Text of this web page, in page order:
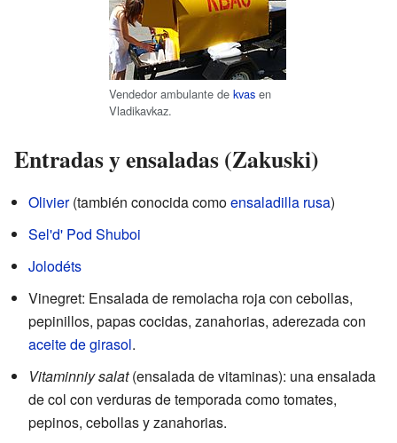
Vendedor ambulante de kvas en
Vladikavkaz.
Entradas y ensaladas (Zakuski)
Olivier(también conocida comoensaladilla rusa)
Sel'd' Pod Shuboi
Jolodéts
Vinegret: Ensalada de remolacha roja con cebollas,
pepinillos, papas cocidas, zanahorias, aderezada con
aceite de girasol.
Vitaminniy salat(ensalada de vitaminas): una ensalada
de col con verduras de temporada como tomates,
pepinos, cebollas y zanahorias.